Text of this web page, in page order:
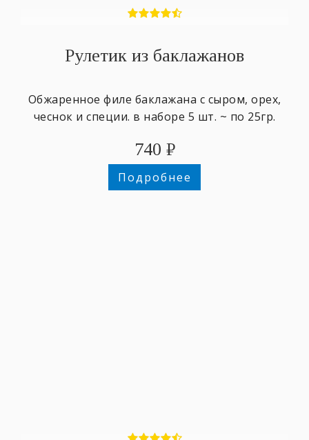
Рулетик из баклажанов
Обжаренное филе баклажана с сыром, орех,
чеснок и специи. в наборе 5 шт. ~ по 25гр.
740 ₽
Подробнее